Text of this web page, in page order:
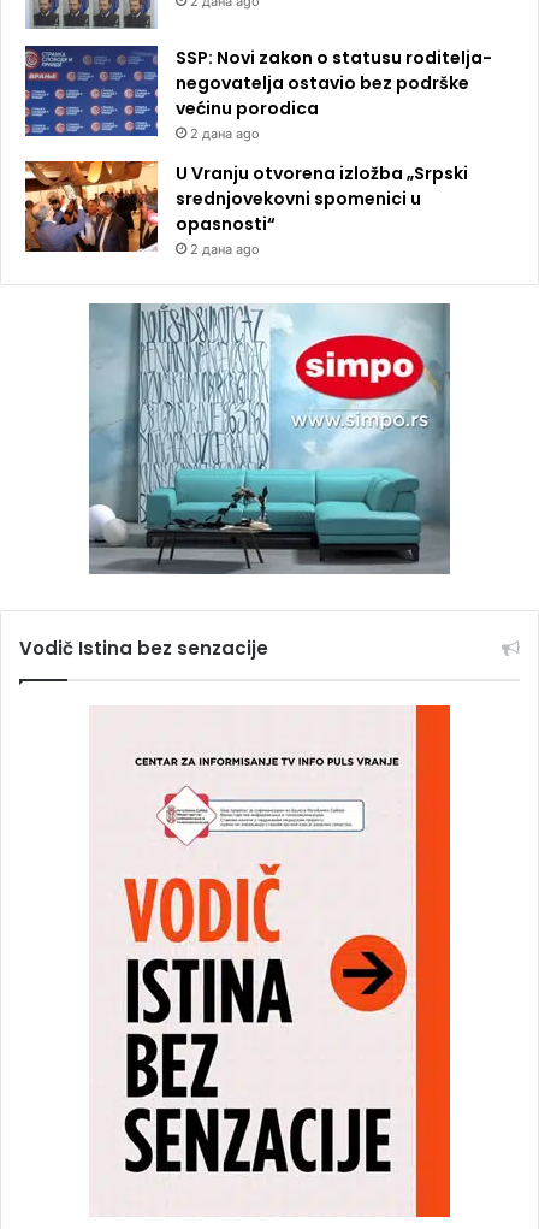
SSP: Novi zakon o statusu roditelja-
negovatelja ostavio bez podrške
većinu porodica
2 дана ago
U Vranju otvorena izložba „Srpski
srednjovekovni spomenici u
opasnosti“
2 дана ago
Vodič Istina bez senzacije